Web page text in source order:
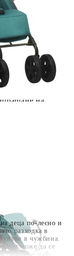
деца по-лесно и
разходка в
в чужбина.
може да се
в най-
цел.
"Добави в
изберете броя
плаща
и
към тях:
на
на стойност до
стойността на
сума се
оскъпяване. За
се
оскъпяване. За